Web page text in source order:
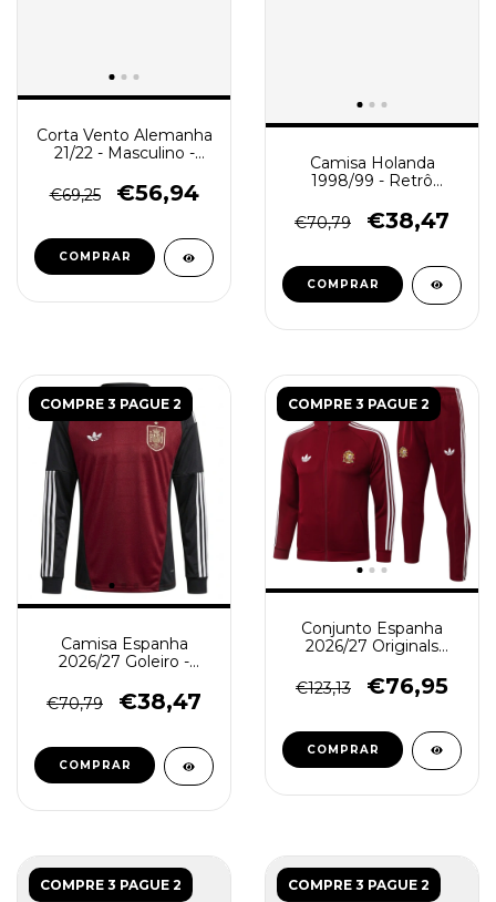
Corta Vento Alemanha
21/22 - Masculino -
€69,25
€56,94
COMPRAR
Camisa Holanda
1998/99 - Retrô
€70,79
€38,47
COMPRAR
COMPRE 3 PAGUE 2
Camisa Espanha
2026/27 Goleiro -
Masculina - Vermelha
€70,79 €38,47
COMPRAR
COMPRE 3 PAGUE 2
Conjunto Espanha
2026/27 Originals
Calça - Treino
Masculino - Vermelha
€123,13 €76,95
COMPRAR
COMPRE 3 PAGUE 2 COMPRE 3 PAGUE 2